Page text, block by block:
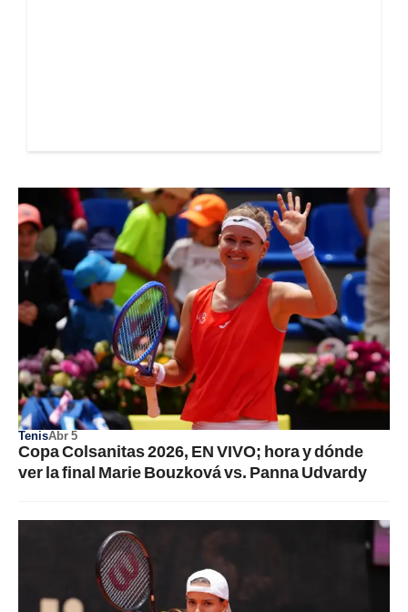
TenisAbr 5
Copa Colsanitas 2026, EN VIVO; hora y dónde
ver la final Marie Bouzková vs. Panna Udvardy